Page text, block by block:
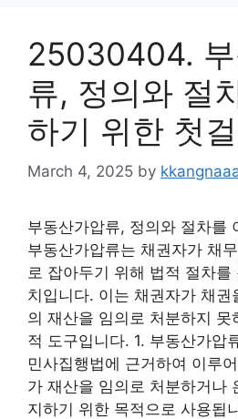
25030404.
류, 정의와 절
하기 위한 첫
March 4, 2025 by
부동산가압류, 정의와 절차를
부동산가압류는 채권자가 채
로 잡아두기 위해 법적 절차
치입니다. 이는 채권자가 채
의 재산을 임의로 처분하지 못
적 도구입니다. 1. 부동산가압
민사집행법에 근거하여 이루
가 재산을 임의로 처분하거나
지하기 위한 목적으로 사용됩